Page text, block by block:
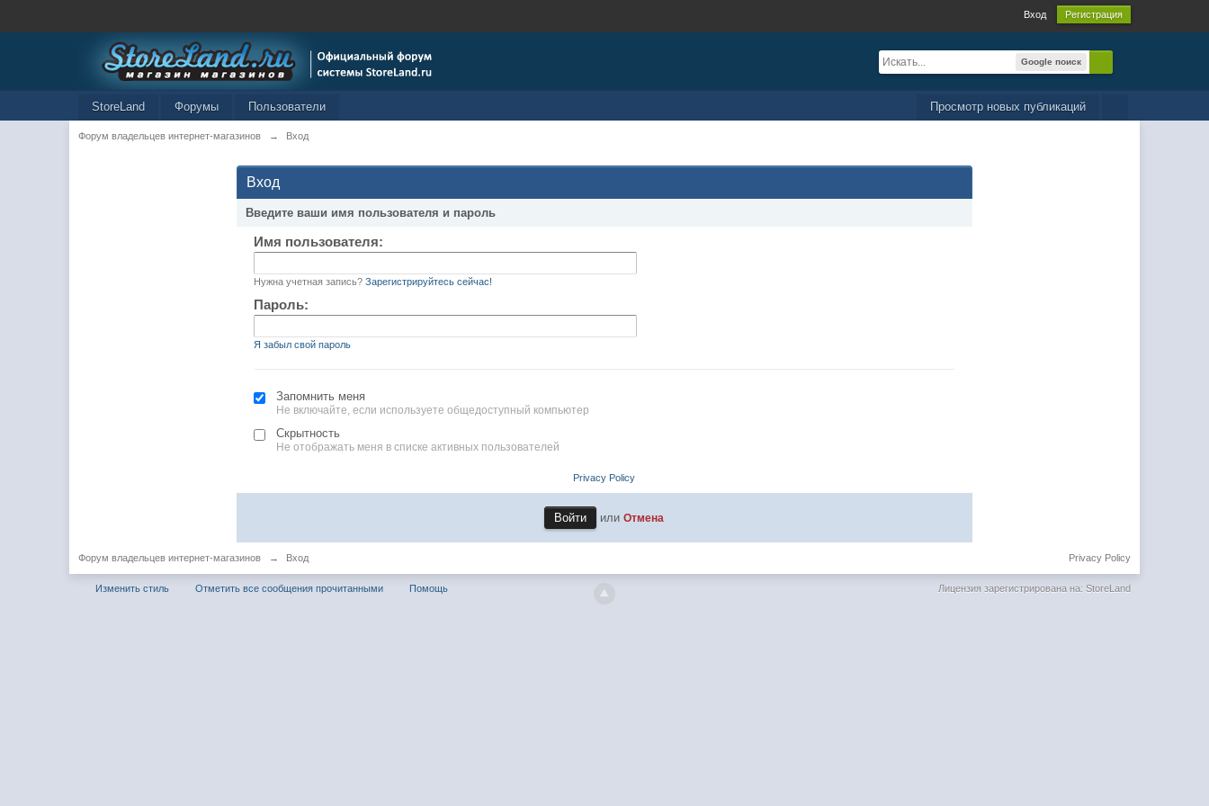
Вход Регистрация
Google поиск
Просмотр новых публикаций
StoreLand Форумы Пользователи
Форум владельцев интернет-магазинов → Вход
Вход
Введите ваши имя пользователя и пароль
Имя пользователя:
Нужна учетная запись? Зарегистрируйтесь сейчас!
Пароль:
Я забыл свой пароль
Запомнить меня
Не включайте, если используете общедоступный компьютер
Скрытность
Не отображать меня в списке активных пользователей
Privacy Policy
илиОтмена
Форум владельцев интернет-магазинов → Вход Privacy Policy
Изменить стиль Отметить все сообщения прочитанными Помощь Лицензия зарегистрирована на: StoreLand